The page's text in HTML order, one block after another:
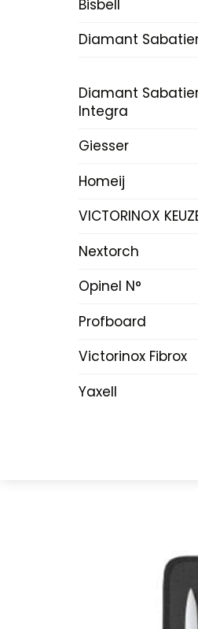
Bisbell
Diamant
Diamant
Integra
Giesser
Homeij
VICTORINOX
Nextorch
Opinel N°
Profboard
Victorinox Fibrox
Yaxell